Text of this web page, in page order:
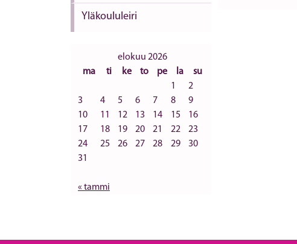
Yläkoululeiri
elokuu 2026
ma
ti ke to pe la
su
1
2
3
4 5 6 7 8
9
10
11 12 13 14 15
16
17
18 19 20 21 22
23
24
25 26 27 28 29
30
31
« tammi